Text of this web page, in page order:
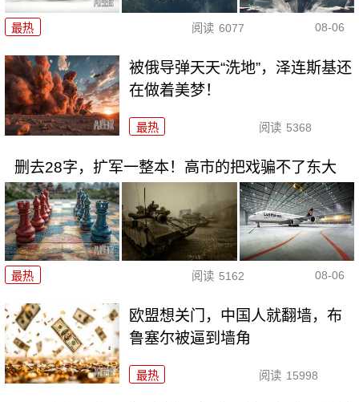
最热 阅读 6077 08-06
被俄导弹天天“洗地”，泽连斯基还
在做着美梦！
最热 阅读 5368
删去28字，扩军一整本！高市的把戏骗不了东大
最热 阅读 5162 08-06
欧盟想关门，中国人就翻墙，布
鲁塞尔被逼到墙角
最热 阅读 15998